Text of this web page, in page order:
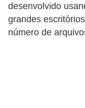
desenvolvido
grandes
número de